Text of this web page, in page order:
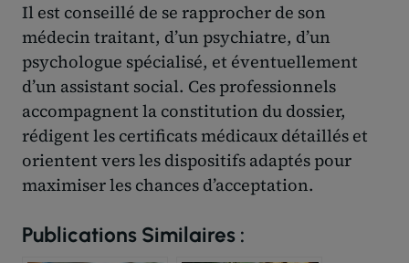
Il est conseillé de se rapprocher de son
médecin traitant, d’un psychiatre, d’un
psychologue spécialisé, et éventuellement
d’un assistant social. Ces professionnels
accompagnent la constitution du dossier,
rédigent les certificats médicaux détaillés et
orientent vers les dispositifs adaptés pour
maximiser les chances d’acceptation.
Publications Similaires :